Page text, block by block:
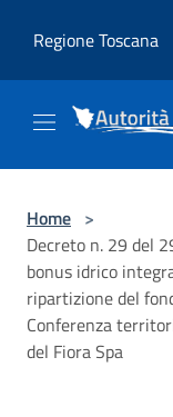
Regione Toscana
Home >
Decreto n. 29 del
bonus idrico
ripartizione del
Conferenza
del Fiora Spa